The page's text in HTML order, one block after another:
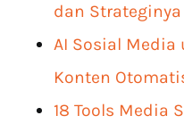
dan Strateginya
AI Sosial
Konten
18 Tools Media